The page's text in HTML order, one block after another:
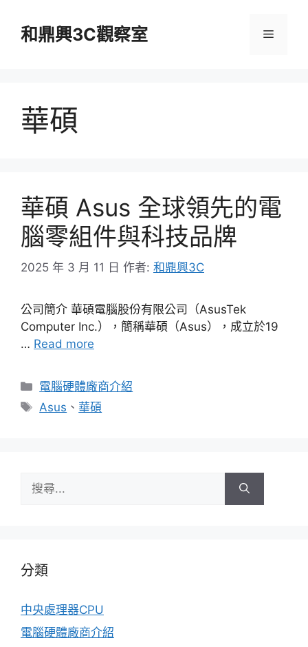
和鼎興3C觀察室 選
華碩
華碩 Asus 全球領先的電
腦零組件與科技品牌
2025 年 3 月 11 日 作者: 和鼎興3C
公司簡介 華碩電腦股份有限公司（AsusTek
Computer Inc.），簡稱華碩（Asus），成立於19
… Read more
分
類
電腦硬體廠商介紹
標
Asus 、華碩
尋:
分類
中央處理器CPU
電腦硬體廠商介紹